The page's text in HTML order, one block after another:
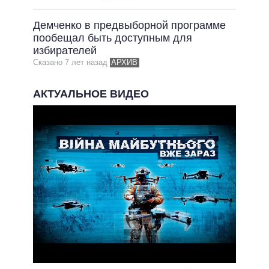
АРХИВНЫЕ ОБЕЩАНИЯ
Демченко в предвыборной программе
пообещал быть доступным для
избирателей
Сказано 7 лет назад АРХИВ
АКТУАЛЬНОЕ ВИДЕО